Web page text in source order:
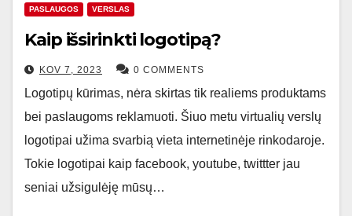
PASLAUGOS VERSLAS
Kaip išsirinkti logotipą?
KOV 7, 2023 0 COMMENTS
Logotipų kūrimas, nėra skirtas tik realiems produktams
bei paslaugoms reklamuoti. Šiuo metu virtualių verslų
logotipai užima svarbią vieta internetinėje rinkodaroje.
Tokie logotipai kaip facebook, youtube, twittter jau
seniai užsigulėję mūsų…